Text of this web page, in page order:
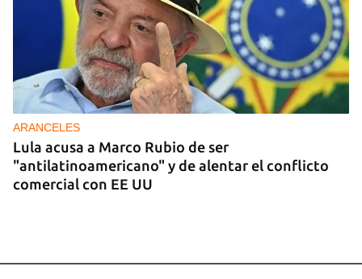
ARANCELES
Lula acusa a Marco Rubio de ser
"antilatinoamericano" y de alentar el conflicto
comercial con EE UU